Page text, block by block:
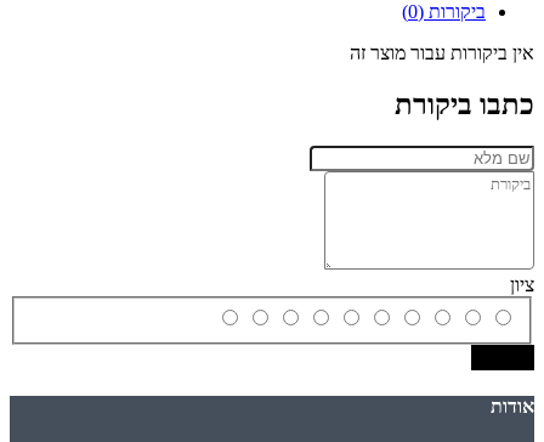
ביקורות (0)
אין ביקורות עבור מוצר זה
כתבו ביקורת
ציון
אודות